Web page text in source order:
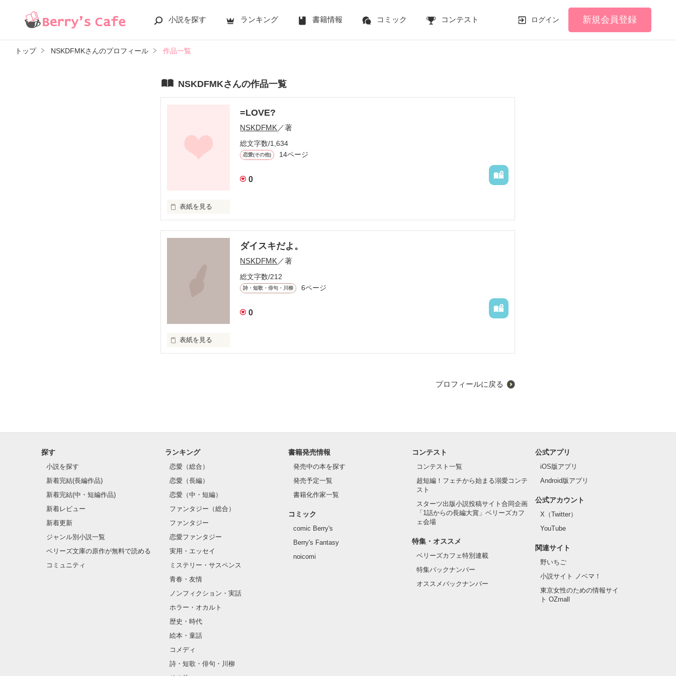
小説を探す ランキング 書籍情報 コミック コンテスト ログイン 新規会員登録
トップ NSKDFMKさんのプロフィール 作品一覧
NSKDFMKさんの作品一覧
=LOVE?
NSKDFMK ／著
総文字数/1,634
恋愛(その他) 14ページ
0
表紙を見る
なんてどうやったら分かる?
ダイスキだよ。
NSKDFMK ／著
総文字数/212
詩・短歌・俳句・川柳 6ページ
0
表紙を見る
この気持ちは
地道に更新中(ω)
プロフィールに戻る
探す
小説を探す
新着完結(長編作品)
新着完結(中・短編作品)
新着レビュー
新着更新
ジャンル別小説一覧
ベリーズ文庫の原作が無料で読める
コミュニティ
ランキング
恋愛（総合）
恋愛（長編）
恋愛（中・短編）
ファンタジー（総合）
ファンタジー
恋愛ファンタジー
実用・エッセイ
ミステリー・サスペンス
青春・友情
ノンフィクション・実話
ホラー・オカルト
歴史・時代
絵本・童話
コメディ
詩・短歌・俳句・川柳
書籍発売情報
発売中の本を探す
発売予定一覧
書籍化作家一覧
コミック
comic Berry's
Berry's Fantasy
noicomi
コンテスト
コンテスト一覧
超短編！フェチから始まる溺愛コンテ
スト
スターツ出版小説投稿サイト合同企画
「1話からの長編大賞」ベリーズカフ
ェ会場
特集・オススメ
ベリーズカフェ特別連載
特集バックナンバー
オススメバックナンバー
公式アプリ
iOS版アプリ
Android版アプリ
公式アカウント
X（Twitter）
YouTube
関連サイト
野いちご
小説サイト ノベマ！
東京女性のための情報サイ
ト OZmall